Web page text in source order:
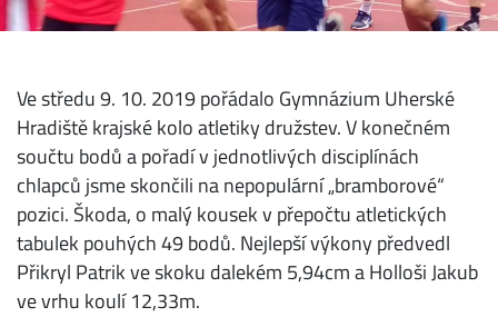
Ve středu 9. 10. 2019 pořádalo Gymnázium Uherské
Hradiště krajské kolo atletiky družstev. V konečném
součtu bodů a pořadí v jednotlivých disciplínách
chlapců jsme skončili na nepopulární „bramborové“
pozici. Škoda, o malý kousek v přepočtu atletických
tabulek pouhých 49 bodů. Nejlepší výkony předvedl
Přikryl Patrik ve skoku dalekém 5,94cm a Holloši Jakub
ve vrhu koulí 12,33m.